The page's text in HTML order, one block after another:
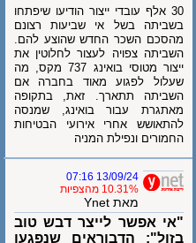
30 אלף עובדי ייצור הודיעו שיפתחו
בשביתה בשל אי שביעות רצונם
מהסכם השכר החדש שהוצע להם.
השביתה צפויה לעצור לחלוטין את
ייצור מטוסי בואינג 737 מקס, מה
שעלול לפגוע מאוד בחברה אם
השביתה תתארך. זאת, בתקופה
מאתגרת עבור בואינג, שמנסה
להתאושש אחרי אירועי הבטיחות
החמורים ונפילת המניה
13/09/24 07:16
10.31% מהצפיות
מאת Ynet
"אי אפשר לייצר דבש טוב
בזול": הדבוראים שנפגעו